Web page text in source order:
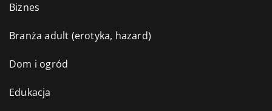
Biznes
Branża adult (erotyka, hazard)
Dom i ogród
Edukacja